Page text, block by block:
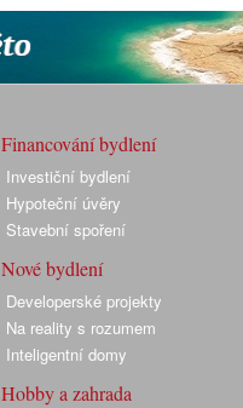
Financování bydlení
Investiční bydlení
Hypoteční úvěry
Stavební spoření
Nové bydlení
Developerské projekty
Na reality s rozumem
Inteligentní domy
Hobby a zahrada